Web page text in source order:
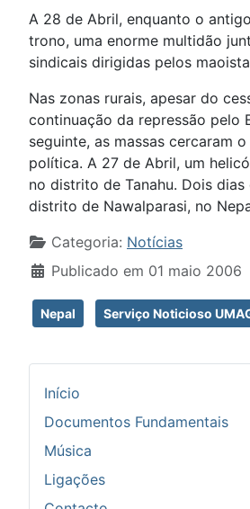
A 28 de Abril, enquanto o
trono, uma enorme multidão
sindicais dirigidas pelos
Nas zonas rurais, apesar do
continuação da repressão pelo
seguinte, as massas cercaram
política. A 27 de Abril, um
no distrito de Tanahu. Dois
distrito de Nawalparasi, no
Detalhes
Categoria: Notícias
Publicado em 01 maio 2006
Nepal Serviço Noticioso
Início
Documentos Fundamentais
Música
Ligações